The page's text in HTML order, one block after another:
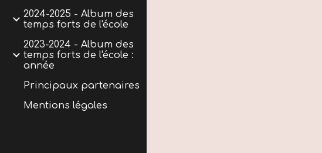
2024-2025 - Album des
temps forts de l'école
2023-2024 - Album des
temps forts de l'école :
année
Principaux partenaires
Mentions légales